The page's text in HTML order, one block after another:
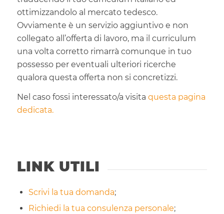
ottimizzandolo al mercato tedesco.
Ovviamente è un servizio aggiuntivo e non
collegato all’offerta di lavoro, ma il curriculum
una volta corretto rimarrà comunque in tuo
possesso per eventuali ulteriori ricerche
qualora questa offerta non si concretizzi.
Nel caso fossi interessato/a visita questa pagina
dedicata.
LINK UTILI
Scrivi la tua domanda;
Richiedi la tua consulenza personale;